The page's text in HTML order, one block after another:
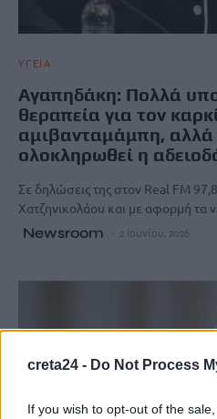
creta24 - Do Not Process
If you wish to opt-out of the
ΥΓΕΙΑ
Αγαπηδάκη: Πολλά
θεραπεία για τον
αμιβανταμάμπη, αλλά
ολοκληρωθεί η
Σε δηλώσεις της στον Real FM
Χατζηνικολάου και με αφορμή τα
Newsroom 2 Ιουνίου, 2026